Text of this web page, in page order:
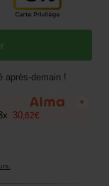
après-demain !
+
x 30,62€